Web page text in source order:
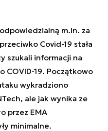
m.in. za
Covid-19 stała
szukali informacji na
COVID-19. Początkowo
wykradziono
ale jak wynika ze
przez EMA
minimalne.